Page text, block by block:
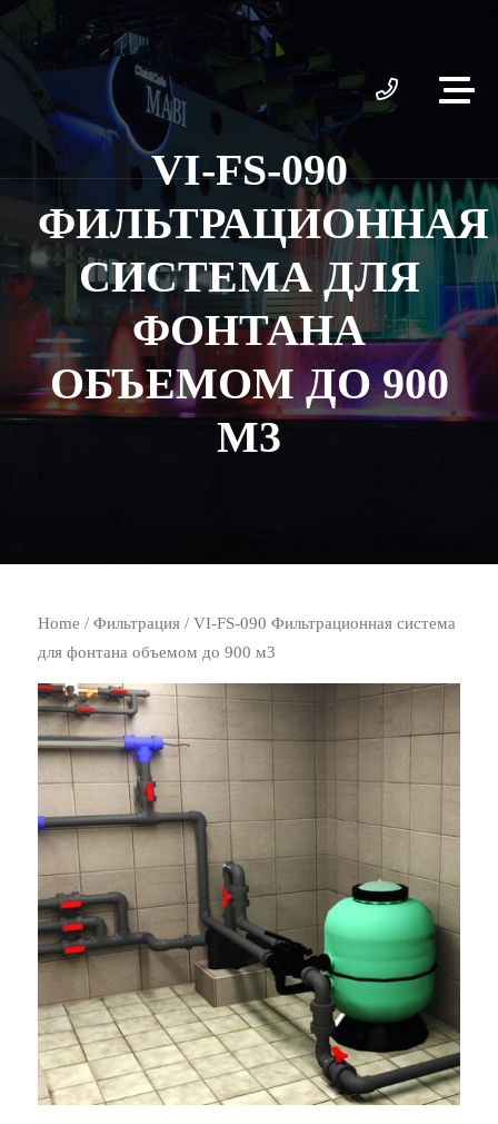
VI-FS-090
ФИЛЬТРАЦИОННАЯ
СИСТЕМА ДЛЯ
ФОНТАНА
ОБЪЕМОМ ДО 900
М3
Home /Фильтрация / VI-FS-090 Фильтрационная система
для фонтана объемом до 900 м3